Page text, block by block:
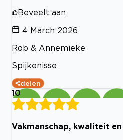
Beveelt aan
4 March 2026
Rob & Annemieke
Spijkenisse
delen
10
Vakmanschap, kwaliteit